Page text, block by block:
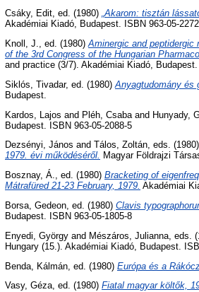
Csáky, Edit, ed. (1980) „Akarom: tisztán
Akadémiai Kiadó, Budapest. ISBN 963-05-
Knoll, J.
, ed. (1980) Aminergic and peptidergic
of the 3rd Congress of the Hungarian
and practice (3/7). Akadémiai Kiadó, Budapest.
Siklós, Tivadar, ed. (1980) Anyagtudomány és
Budapest.
Kardos, Lajos and Pléh, Csaba and Hunyady,
Budapest. ISBN 963-05-2088-5
Dezsényi, János and Tálos, Zoltán, eds. (1980)
1979. évi működéséről. Magyar Földrajzi
Bosznay, Á., ed. (1980) Bracketing of
Mátrafüred 21-23 February, 1979. Akadémiai
Borsa, Gedeon , ed. (1980) Clavis
Budapest. ISBN 963-05-1805-8
Enyedi, György and Mészáros, Julianna , eds.
Hungary (15.). Akadémiai Kiadó, Budapest.
Benda, Kálmán , ed. (1980) Európa és a
Vasy, Géza, ed. (1980) Fiatal magyar költők,